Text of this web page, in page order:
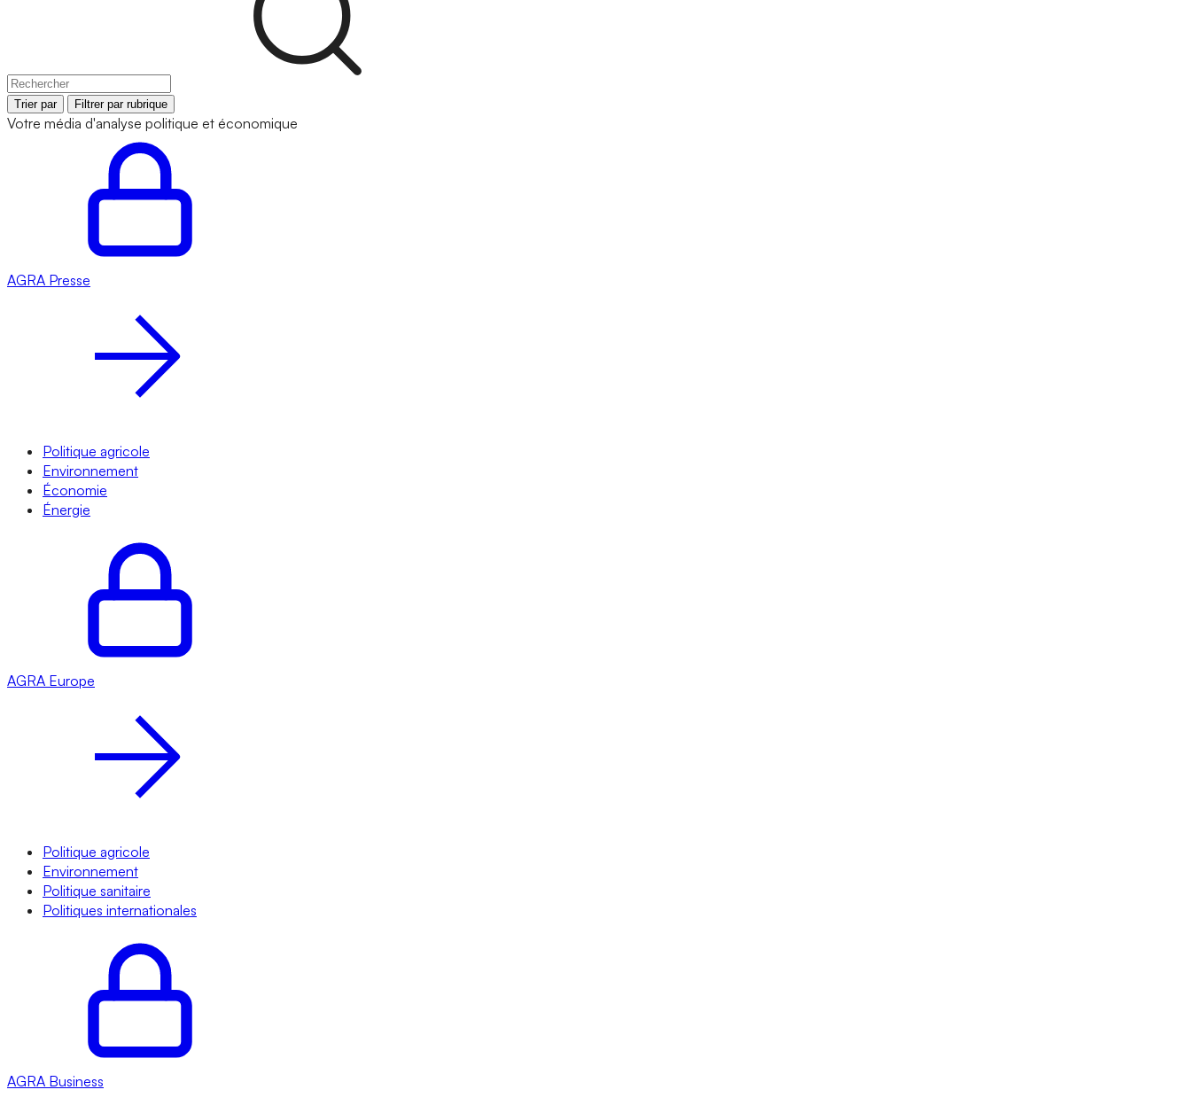
Trier par Filtrer par rubrique
Votre média d'analyse politique et économique
AGRA Presse
Politique agricole
Environnement
Économie
Énergie
AGRA Europe
Politique agricole
Environnement
Politique sanitaire
Politiques internationales
AGRA Business